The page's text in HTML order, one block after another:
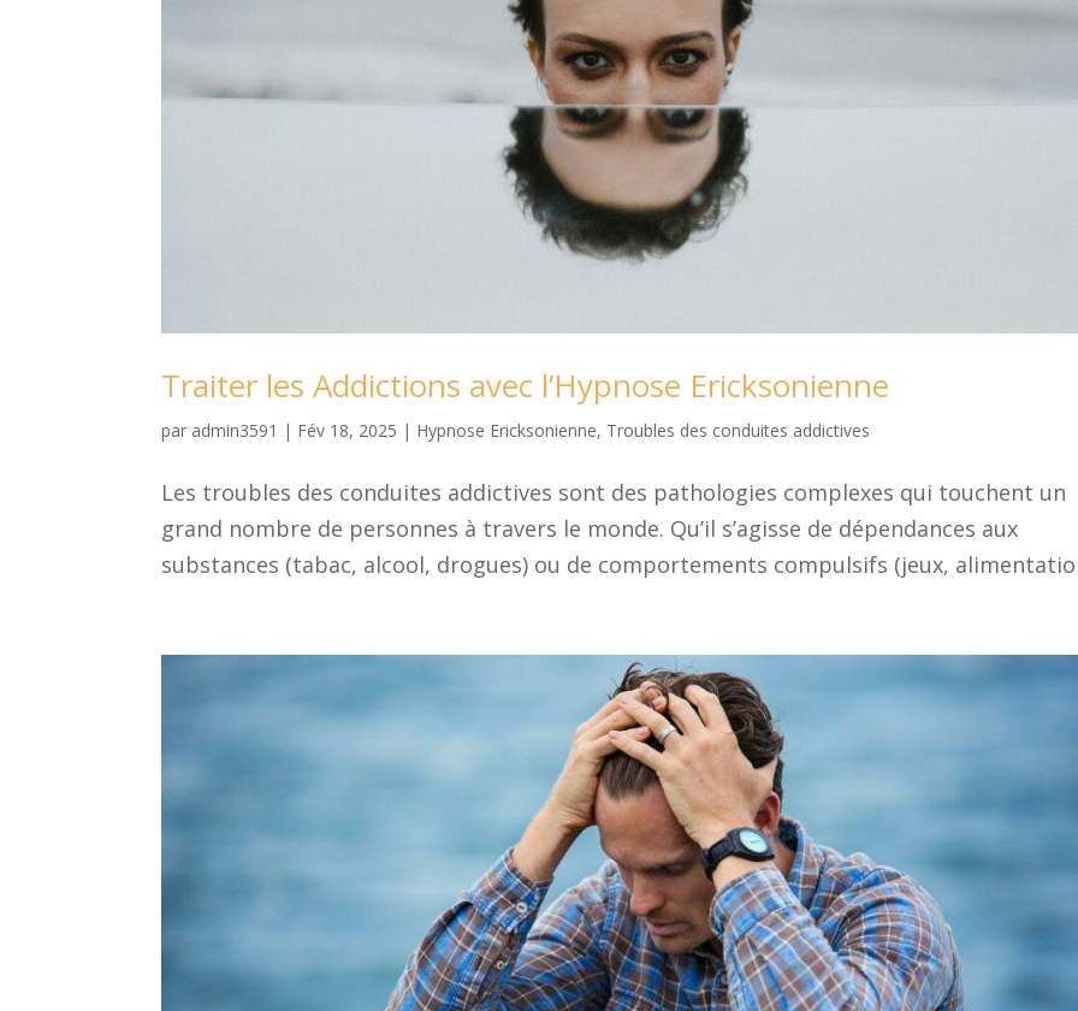
Traiter les Addictions avec l’Hypnose Ericksonienne
par admin3591 | Fév 18, 2025 | Hypnose Ericksonienne, Troubles des conduites addictives
Les troubles des conduites addictives sont des pathologies complexes qui touchent un
grand nombre de personnes à travers le monde. Qu’il s’agisse de dépendances aux
substances (tabac, alcool, drogues) ou de comportements compulsifs (jeux,